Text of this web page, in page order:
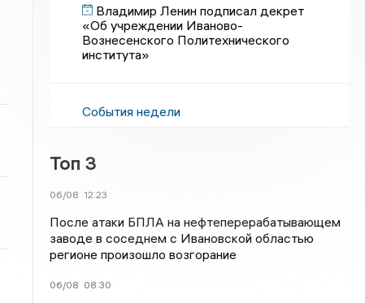
Владимир Ленин подписал декрет
«Об учреждении Иваново-
Вознесенского Политехнического
института»
События недели
Топ 3
06/08 12:23
После атаки БПЛА на нефтеперерабатывающем
заводе в соседнем с Ивановской областью
регионе произошло возгорание
06/08 08:30